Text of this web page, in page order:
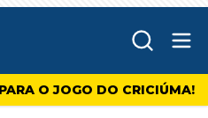
O JOGO DO CRICIÚMA!